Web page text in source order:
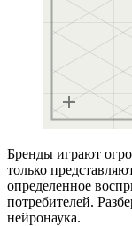
Бренды играют
только
определенное
потребителей.
нейронаука.